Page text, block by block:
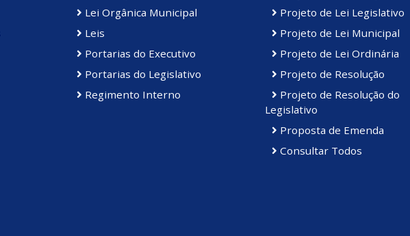
Lei Orgânica Municipal
Leis
Portarias do Executivo
Portarias do Legislativo
Regimento Interno
Projeto de Lei Legislativo
Projeto de Lei Municipal
Projeto de Lei Ordinária
Projeto de Resolução
Projeto de Resolução do
Legislativo
Proposta de Emenda
Consultar Todos